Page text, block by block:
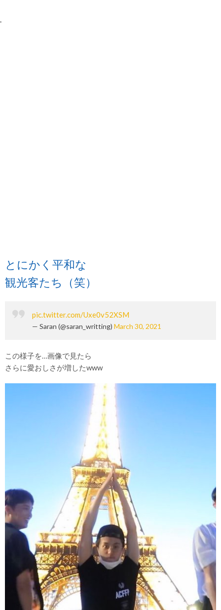
とにかく平和な
観光客たち（笑）
pic.twitter.com/Uxe0v52XSM
— Saran (@saran_writting) March 30, 2021
この様子を…画像で見たら
さらに愛おしさが増したwww